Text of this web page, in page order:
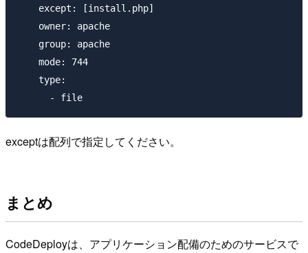
    except: [install.php]
    owner: apache
    group: apache
    mode: 744
    type:
exceptは配列で指定してください。
まとめ
CodeDeployは、アプリケーション配備のためのサービスで